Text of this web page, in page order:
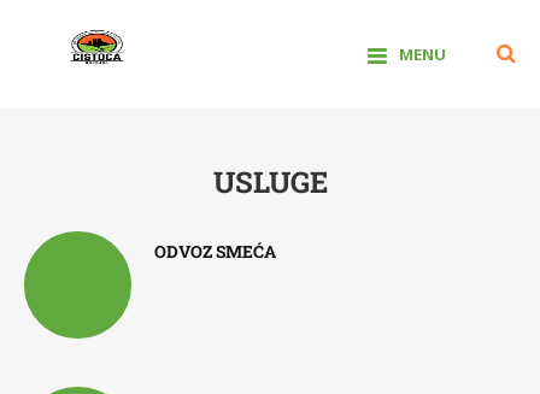
030/256-856
MENU
USLUGE
ODVOZ SMEĆA